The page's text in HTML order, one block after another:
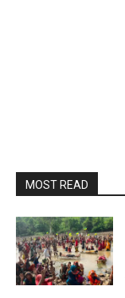
MOST READ